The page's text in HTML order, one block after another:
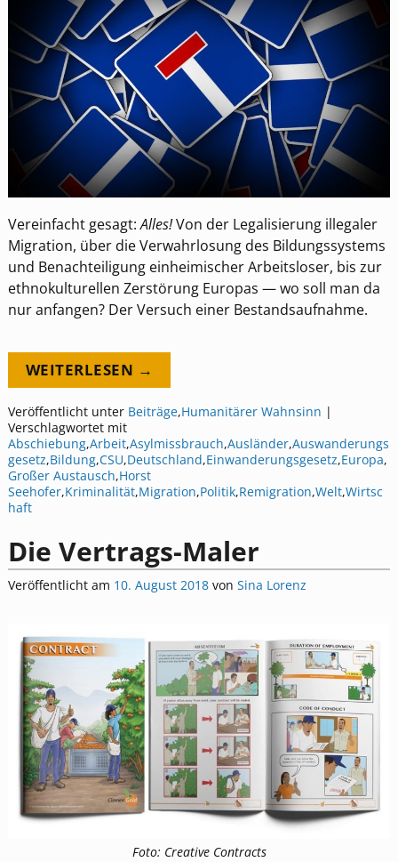
Vereinfacht gesagt:Alles!Von der Legalisierung illegaler
Migration, über die Verwahrlosung des Bildungssystems
und Benachteiligung einheimischer Arbeitsloser, bis zur
ethnokulturellen Zerstörung Europas — wo soll man da
nur anfangen? Der Versuch einer Bestandsaufnahme.
WEITERLESEN →
Veröffentlicht unter Beiträge,Humanitärer Wahnsinn |
Verschlagwortet mit
Abschiebung,Arbeit,Asylmissbrauch,Ausländer,Auswanderungs
gesetz,Bildung,CSU,Deutschland,Einwanderungsgesetz,Europa,
Großer Austausch,Horst
Seehofer,Kriminalität,Migration,Politik,Remigration,Welt,Wirtsc
haft
Die Vertrags-Maler
Veröffentlicht am 10. August 2018 von Sina Lorenz
Foto: Creative Contracts